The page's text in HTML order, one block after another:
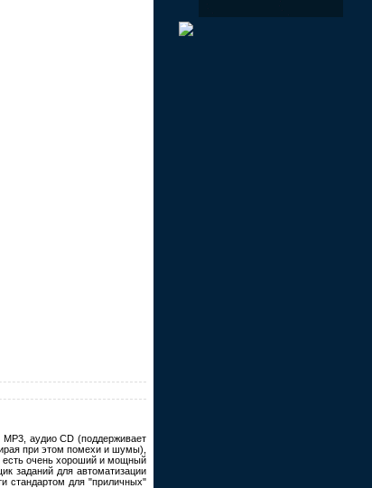
аудио CD (поддерживает
при этом помехи и шумы),
есть очень хороший и мощный
заданий для автоматизации
стандартом для "приличных"